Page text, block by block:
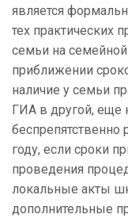
является
тех практических
семьи на
приближении
наличие у семьи
ГИА в другой, еще
беспрепятственно
году, если сроки
проведения
локальные акты
дополнительные